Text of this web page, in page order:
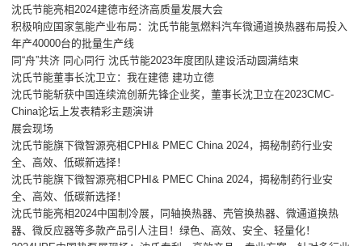
沈氏节能亮相2024建德市经济高质量发展大会
积极响应国家氢能产业布局：沈氏节能氢燃料汽车微通道换热器布局投入
年产40000台的批量生产线
同“舟”共济 同心同行 沈氏节能2023年度团队建设活动圆满结束
沈氏节能董事长沈卫立：我在建德 建功立德
沈氏节能斩获中国连续流创新先锋企业奖，董事长沈卫立在2023CMC-
China论坛上发表精彩主题演讲
展会现场
沈氏节能旗下微智源亮相CPHI& PMEC China 2024，揭秘制药行业安
全、高效、低碳新选择！
沈氏节能旗下微智源亮相CPHI& PMEC China 2024，揭秘制药行业安
全、高效、低碳新选择！
沈氏节能亮相2024中国制冷展，同轴换热器、壳管换热器、微通道换热
器、微反应器等多款产品引人注目！绿色、高效、安全、轻量化！